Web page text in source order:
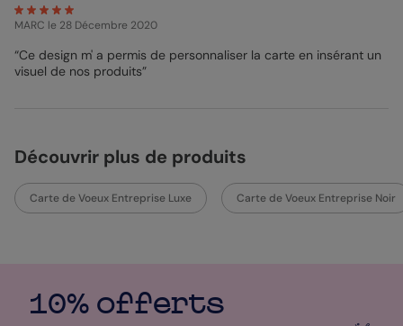
MARC le 28 Décembre 2020
“Ce design m' a permis de personnaliser la carte en insérant un
visuel de nos produits”
Découvrir plus de produits
Carte de Voeux Entreprise Luxe Carte de Voeux Entreprise Noir
10% offerts